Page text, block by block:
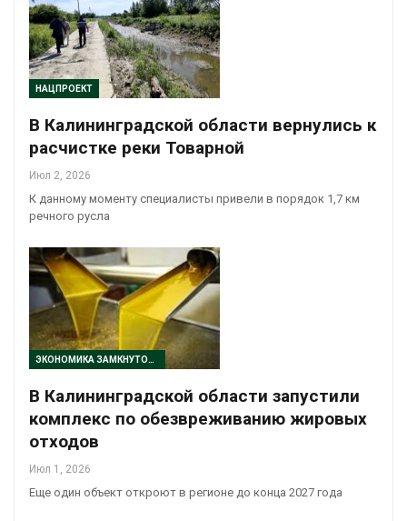
НАЦПРОЕКТ
В Калининградской области вернулись к
расчистке реки Товарной
Июл 2, 2026
К данному моменту специалисты привели в порядок 1,7 км
речного русла
ЭКОНОМИКА ЗАМКНУТОГО ЦИКЛА
В Калининградской области запустили
комплекс по обезвреживанию жировых
отходов
Июл 1, 2026
Еще один объект откроют в регионе до конца 2027 года